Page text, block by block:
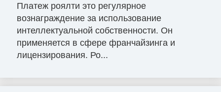
Платеж роялти это регулярное
вознаграждение за использование
интеллектуальной собственности. Он
применяется в сфере франчайзинга и
лицензирования. Ро...